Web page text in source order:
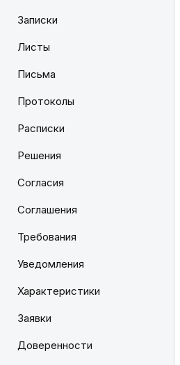
Записки
Листы
Письма
Протоколы
Расписки
Решения
Согласия
Соглашения
Требования
Уведомления
Характеристики
Заявки
Доверенности